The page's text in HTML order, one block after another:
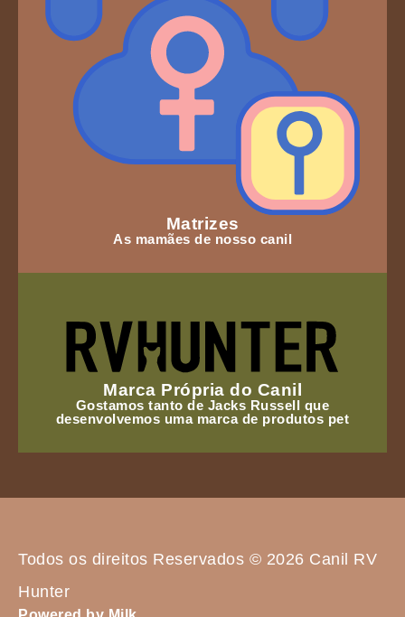
Matrizes
As mamães de nosso canil
Marca Própria do Canil
Gostamos tanto de Jacks Russell que
desenvolvemos uma marca de produtos pet
Todos os direitos Reservados © 2026 Canil RV
Hunter